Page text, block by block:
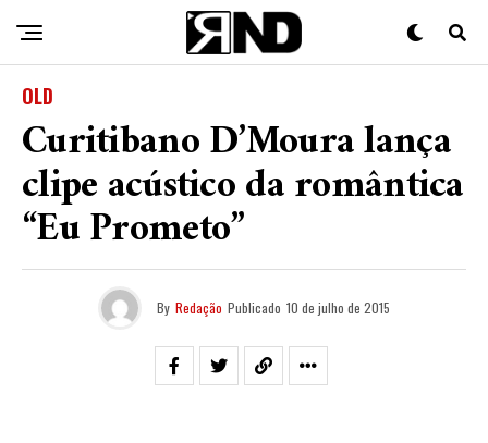
OLD
Curitibano D’Moura lança
clipe acústico da romântica
“Eu Prometo”
By Redação Publicado 10 de julho de 2015